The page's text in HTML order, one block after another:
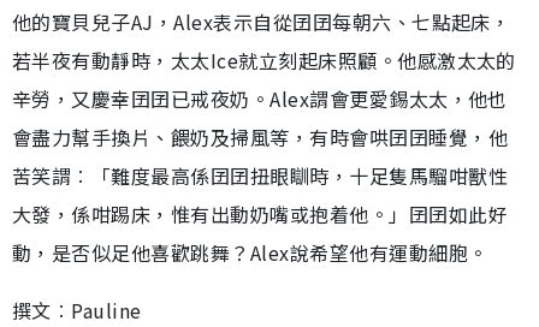
他的寶貝兒子AJ，Alex表示自從囝囝每朝六、七點起床，
若半夜有動靜時，太太Ice就立刻起床照顧。他感激太太的
辛勞，又慶幸囝囝已戒夜奶。Alex謂會更愛錫太太，他也
會盡力幫手換片、餵奶及掃風等，有時會哄囝囝睡覺，他
苦笑謂︰「難度最高係囝囝扭眼瞓時，十足隻馬騮咁獸性
大發，係咁踢床，惟有出動奶嘴或抱着他。」囝囝如此好
動，是否似足他喜歡跳舞？Alex說希望他有運動細胞。
撰文︰Pauline